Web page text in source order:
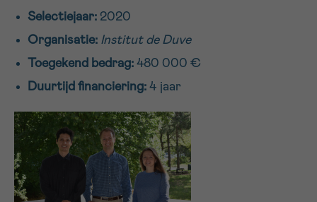
Selectiejaar: 2020
Organisatie: Institut de Duve
Toegekend bedrag: 480 000 €
Duurtijd financiering: 4 jaar
EMAIL
16h-18h
Verder